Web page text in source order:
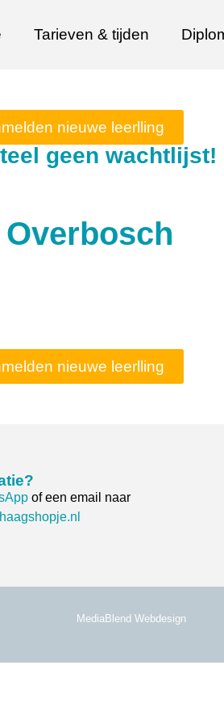
Tarieven & tijden
nieuwe leerlling
geen wachtlijst!
nieuwe leerlling
of een email naar
MediaBlend Webdesign